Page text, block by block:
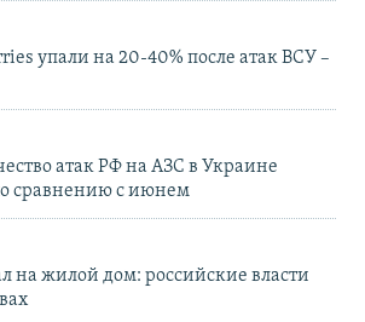
упали на 20-40% после атак ВСУ –
атак РФ на АЗС в Украине
сравнению с июнем
на жилой дом: российские власти